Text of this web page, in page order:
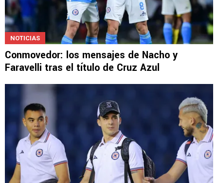
NOTICIAS
Conmovedor: los mensajes de Nacho y
Faravelli tras el título de Cruz Azul